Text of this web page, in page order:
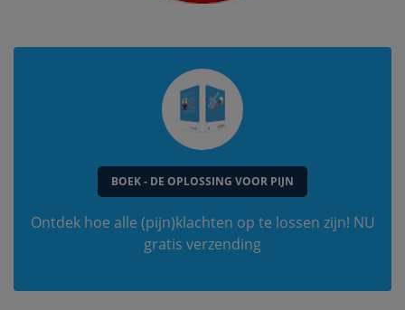
BOEK - DE OPLOSSING VOOR PIJN
Ontdek hoe alle (pijn)klachten op te lossen zijn! NU
gratis verzending